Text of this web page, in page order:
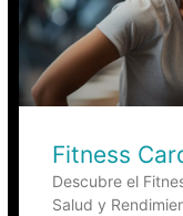
Fitness
Descubre el
Salud y